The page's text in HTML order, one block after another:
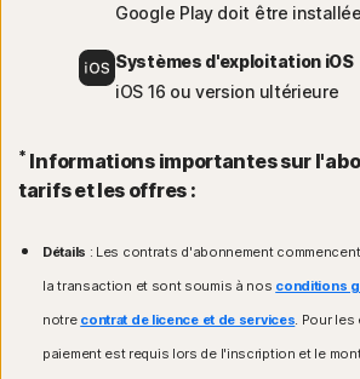
Google Play doit être
Systèmes d'exploitation iOS
iOS 16 ou version ultérieure
* Informations importantes sur
tarifs et les offres :
Détails : Les contrats d'abonnement
la transaction et sont soumis à nos conditions
notre contrat de licence et de services . Pour
paiement est requis lors de l'inscription et le